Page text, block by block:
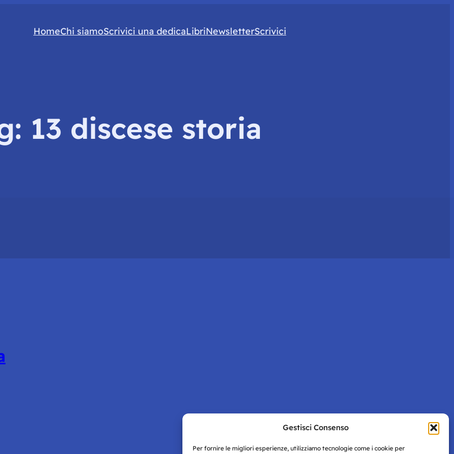
Gestisci Consenso
Per fornire le migliori esperienze, utilizziamo tecnologie come i cookie per
HomeChi siamoScrivici una dedicaLibriNewsletterScrivici
13 discese storia